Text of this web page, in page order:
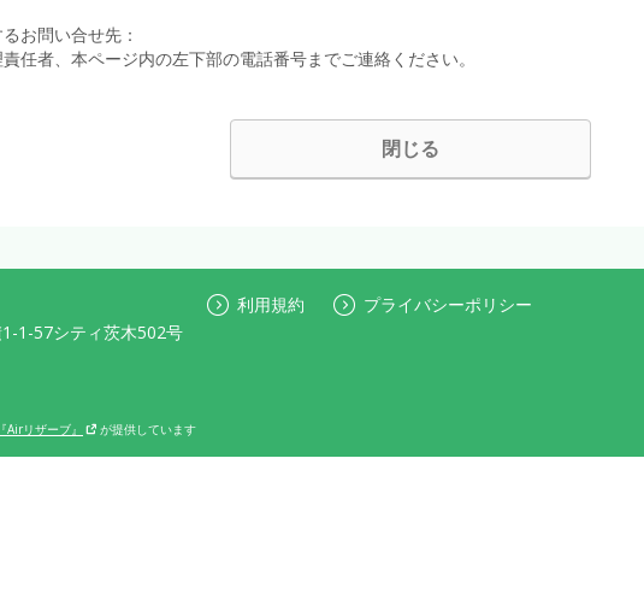
お問い合せ先：
任者、本ページ内の左下部の電話番号までご連絡ください。
閉じる
1-57シティ茨木502号
利用規約 プライバシーポリシー
リザーブ』 が提供しています